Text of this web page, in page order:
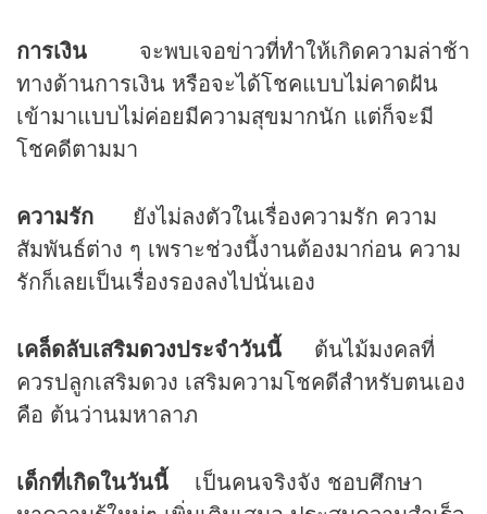
การเงิน จะพบเจอข่าวที่ทำให้เกิดความล่าช้า
ทางด้านการเงิน หรือจะได้โชคแบบไม่คาดฝัน
เข้ามาแบบไม่ค่อยมีความสุขมากนัก แต่ก็จะมี
โชคดีตามมา
ความรัก ยังไม่ลงตัวในเรื่องความรัก ความ
สัมพันธ์ต่าง ๆ เพราะช่วงนี้งานต้องมาก่อน ความ
รักก็เลยเป็นเรื่องรองลงไปนั่นเอง
เคล็ดลับเสริมดวงประจำวันนี้ ต้นไม้มงคลที่
ควรปลูกเสริมดวง เสริมความโชคดีสำหรับตนเอง
คือ ต้นว่านมหาลาภ
เด็กที่เกิดในวันนี้
เป็นคนจริงจัง ชอบศึกษา